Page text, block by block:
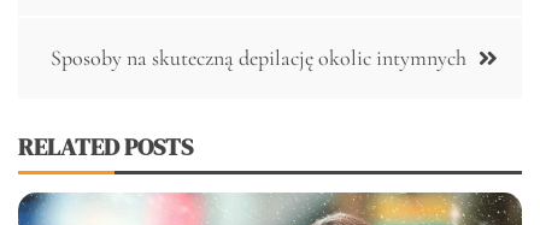
Sposoby na skuteczną depilację okolic intymnych
RELATED POSTS